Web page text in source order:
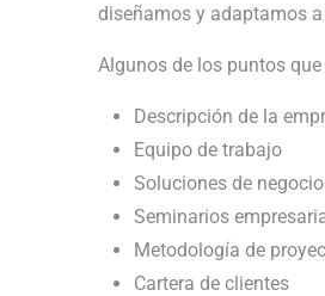
diseñamos y adaptamos
Algunos de los puntos
Descripción de la
Equipo de trabajo
Soluciones de
Seminarios
Metodología de
Cartera de clientes